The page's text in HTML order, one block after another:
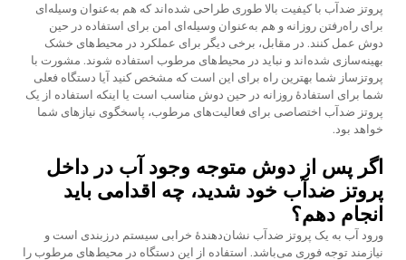
پروتز ضدآب با کیفیت بالا طوری طراحی شده‌اند که هم به‌عنوان وسیله‌ای
برای راه‌رفتن روزانه و هم به‌عنوان وسیله‌ای امن برای استفاده در حین
دوش عمل کنند. در مقابل، برخی دیگر برای عملکرد در محیط‌های خشک
بهینه‌سازی شده‌اند و نباید در محیط‌های مرطوب استفاده شوند. مشورت با
پروتزساز شما بهترین راه برای این است که مشخص کنید آیا دستگاه فعلی
شما برای استفادهٔ روزانه در حین دوش مناسب است یا اینکه استفاده از یک
پروتز ضدآب اختصاصی برای فعالیت‌های مرطوب، پاسخگوی نیازهای شما
خواهد بود.
اگر پس از دوش متوجه وجود آب در داخل
پروتز ضدآب خود شدید، چه اقدامی باید
انجام دهم؟
ورود آب به یک پروتز ضدآب نشان‌دهندهٔ خرابی سیستم درزبندی است و
نیازمند توجه فوری می‌باشد. استفاده از این دستگاه در محیط‌های مرطوب را